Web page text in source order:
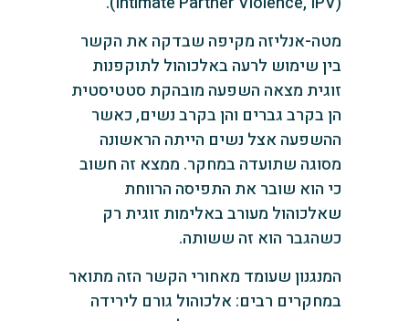
מטה-אנליזה מקיפה שבדקה את הקשר
בין שימוש לרעה באלכוהול לתוקפנות
זוגית מצאה השפעה מובהקת סטטיסטית
הן בקרב גברים והן בקרב נשים, כאשר
ההשפעה אצל נשים הייתה הראשונה
מסוגה שתועדה במחקר. ממצא זה חשוב
כי הוא שובר את התפיסה הרווחת
שאלכוהול מעורב באלימות זוגית רק
כשהגבר הוא זה ששותה.
המנגנון שעומד מאחורי הקשר הזה מתואר
במחקרים רבים: אלכוהול גורם לירידה